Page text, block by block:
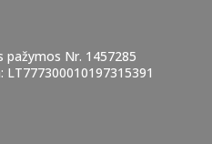
pažymos Nr. 1457285
LT777300010197315391